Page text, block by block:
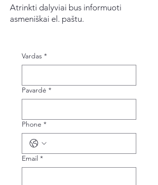
Atrinkti dalyviai bus informuoti
asmeniškai el. paštu.
Vardas *
Pavardė *
Phone *
Email *